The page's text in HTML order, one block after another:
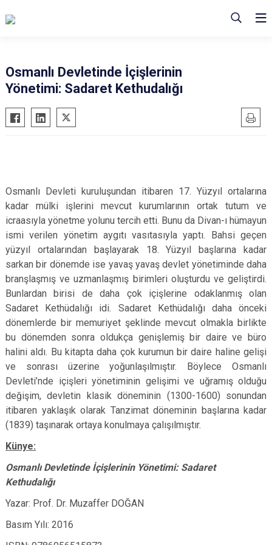
Osmanlı Devletinde İçişlerinin
Yönetimi: Sadaret Kethudalığı
Osmanlı Devleti kuruluşundan itibaren 17. Yüzyıl ortalarına
kadar mülki işlerini mevcut kurumlarının ortak tutum ve
icraasıyla yönetme yolunu tercih etti. Bunu da Divan-ı hümayun
ismi verilen yönetim aygıtı vasıtasıyla yaptı. Bahsi geçen
yüzyıl ortalarından başlayarak 18. Yüzyıl başlarına kadar
sarkan bir dönemde ise yavaş yavaş devlet yönetiminde daha
branşlaşmış ve uzmanlaşmış birimleri oluşturdu ve geliştirdi.
Bunlardan birisi de daha çok içişlerine odaklanmış olan
Sadaret Kethüdalığı idi. Sadaret Kethüdalığı daha önceki
dönemlerde bir memuriyet şeklinde mevcut olmakla birlikte
bu dönemden sonra oldukça genişlemiş bir daire ve büro
halini aldı. Bu kitapta daha çok kurumun bir daire haline gelişi
ve sonrası üzerine yoğunlaşılmıştır. Böylece Osmanlı
Devleti’nde içişleri yönetiminin gelişimi ve uğramış olduğu
değişim, devletin klasik döneminin (1300-1600) sonundan
itibaren yaklaşık olarak Tanzimat döneminin başlarına kadar
(1839) taşınarak ortaya konulmaya çalışılmıştır.
Künye:
Osmanlı Devletinde İçişlerinin Yönetimi: Sadaret
Kethudalığı
Yazar: Prof. Dr. Muzaffer DOĞAN
Basım Yılı: 2016